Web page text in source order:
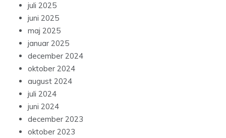
juli 2025
juni 2025
maj 2025
januar 2025
december 2024
oktober 2024
august 2024
juli 2024
juni 2024
december 2023
oktober 2023